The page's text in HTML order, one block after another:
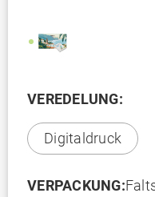
VEREDELUNG:
Digitaldruck
VERPACKUNG: